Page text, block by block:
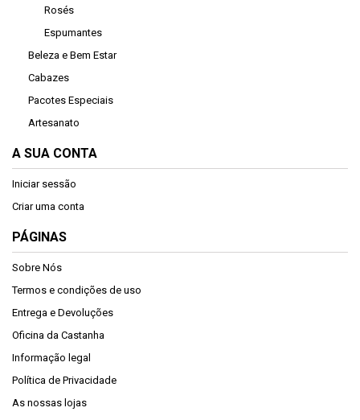
Rosés
Espumantes
Beleza e Bem Estar
Cabazes
Pacotes Especiais
Artesanato
A SUA CONTA
Iniciar sessão
Criar uma conta
PÁGINAS
Sobre Nós
Termos e condições de uso
Entrega e Devoluções
Oficina da Castanha
Informação legal
Política de Privacidade
As nossas lojas